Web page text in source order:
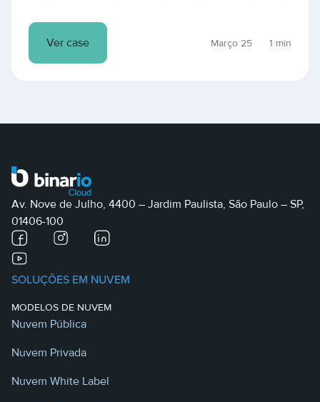
computacional
Ver case Março 25 1 min
Av. Nove de Julho, 4400 – Jardim Paulista, São Paulo – SP,
01406-100
SOLUÇÕES EM NUVEM
MODELOS DE NUVEM
Nuvem Pública
Nuvem Privada
Nuvem White Label